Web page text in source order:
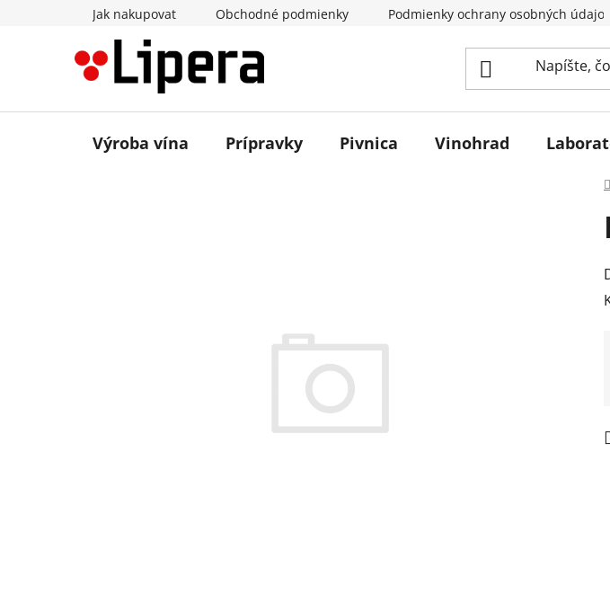
Jak nakupovat Obchodné podmienky Podmienky ochrany osobných údajov
Výroba vína Prípravky Pivnica Vinohrad